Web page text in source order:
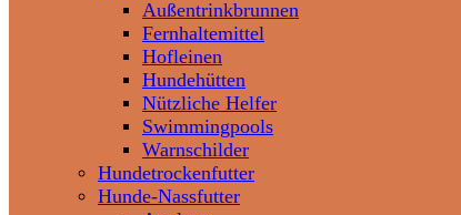
Außentrinkbrunnen
Fernhaltemittel
Hofleinen
Hundehütten
Nützliche Helfer
Swimmingpools
Warnschilder
Hundetrockenfutter
Hunde-Nassfutter